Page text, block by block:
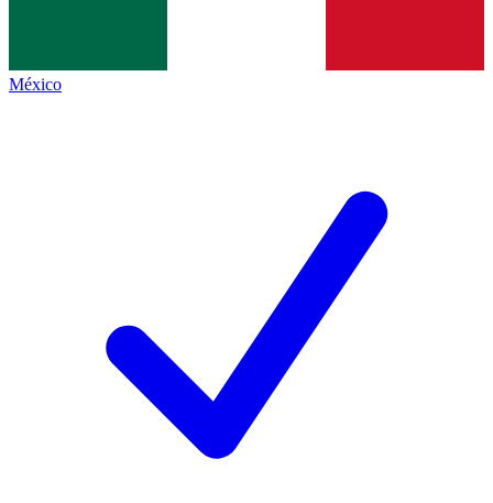
México